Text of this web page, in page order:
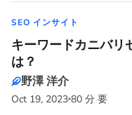
SEO インサイト
キーワードカニバリ
は？
野澤 洋介
Oct 19, 2023 80 分 要